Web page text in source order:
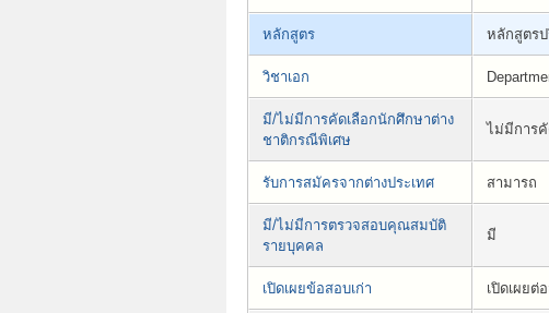
หลักสูตร หลักสูตร
วิชาเอก
มี/ไม่มีการคัดเลือกนักศึกษาต่าง
ชาติกรณีพิเศษ
ไม่มีการ
รับการสมัครจากต่างประเทศ สามารถ
มี/ไม่มีการตรวจสอบคุณสมบัติ
รายบุคคล
มี
เปิดเผยข้อสอบเก่า เปิดเผย